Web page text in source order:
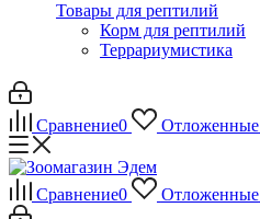
Товары для рептилий
Корм для рептилий
Террариумистика
Сравнение0 Отложенные
Сравнение0 Отложенные